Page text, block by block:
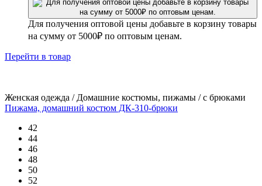
Для получения оптовой цены добавьте в корзину товары
на сумму от 5000₽ по оптовым ценам.
Перейти в товар
Женская одежда / Домашние костюмы, пижамы / с брюками
Пижама, домашний костюм ДК-310-брюки
42
44
46
48
50
52